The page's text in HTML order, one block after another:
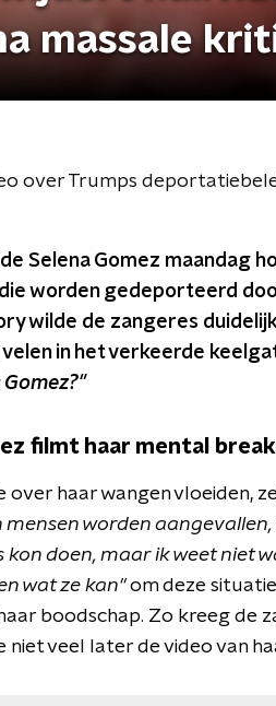
massale
over Trumps
Selena Gomez
worden gedeporteerd
wilde de zangeres
in het verkeerde
filmt haar mental
over haar wangen vloeiden,
mensen worden
kon doen, maar ik weet niet
wat ze kan"om deze
boodschap. Zo kreeg de
niet veel later de video van